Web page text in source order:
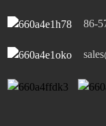
86-